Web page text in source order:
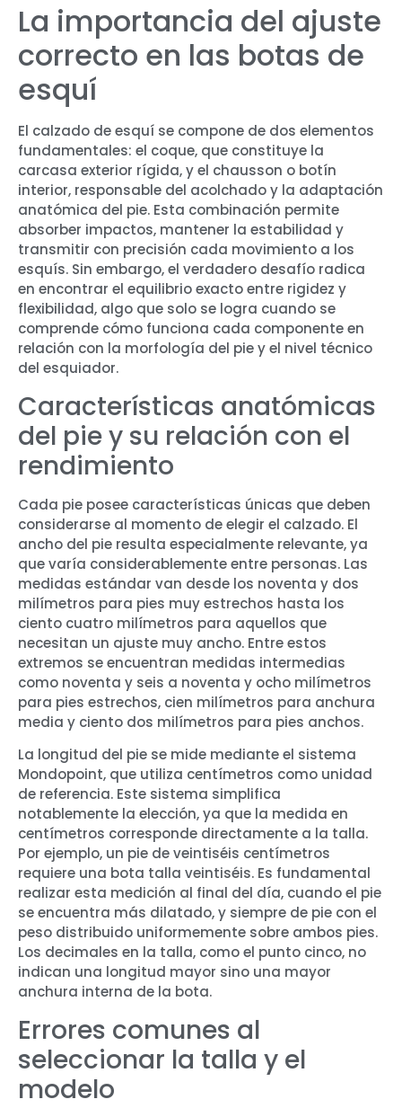
La importancia del ajuste
correcto en las botas de
esquí
El calzado de esquí se compone de dos elementos
fundamentales: el coque, que constituye la
carcasa exterior rígida, y el chausson o botín
interior, responsable del acolchado y la adaptación
anatómica del pie. Esta combinación permite
absorber impactos, mantener la estabilidad y
transmitir con precisión cada movimiento a los
esquís. Sin embargo, el verdadero desafío radica
en encontrar el equilibrio exacto entre rigidez y
flexibilidad, algo que solo se logra cuando se
comprende cómo funciona cada componente en
relación con la morfología del pie y el nivel técnico
del esquiador.
Características anatómicas
del pie y su relación con el
rendimiento
Cada pie posee características únicas que deben
considerarse al momento de elegir el calzado. El
ancho del pie resulta especialmente relevante, ya
que varía considerablemente entre personas. Las
medidas estándar van desde los noventa y dos
milímetros para pies muy estrechos hasta los
ciento cuatro milímetros para aquellos que
necesitan un ajuste muy ancho. Entre estos
extremos se encuentran medidas intermedias
como noventa y seis a noventa y ocho milímetros
para pies estrechos, cien milímetros para anchura
media y ciento dos milímetros para pies anchos.
La longitud del pie se mide mediante el sistema
Mondopoint, que utiliza centímetros como unidad
de referencia. Este sistema simplifica
notablemente la elección, ya que la medida en
centímetros corresponde directamente a la talla.
Por ejemplo, un pie de veintiséis centímetros
requiere una bota talla veintiséis. Es fundamental
realizar esta medición al final del día, cuando el pie
se encuentra más dilatado, y siempre de pie con el
peso distribuido uniformemente sobre ambos pies.
Los decimales en la talla, como el punto cinco, no
indican una longitud mayor sino una mayor
anchura interna de la bota.
Errores comunes al
seleccionar la talla y el
modelo